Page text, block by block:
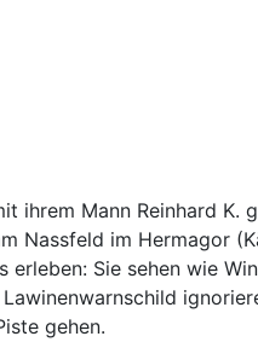
ihrem Mann Reinhard K.
Nassfeld im Hermagor
erleben: Sie sehen wie
gehen.